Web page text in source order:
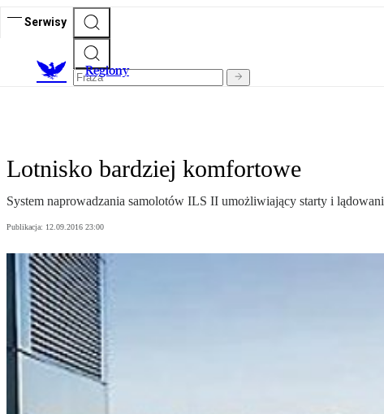
Serwisy
Regiony
Lotnisko bardziej komfortowe
System naprowadzania samolotów ILS II umożliwiający starty i
Publikacja: 12.09.2016 23:00